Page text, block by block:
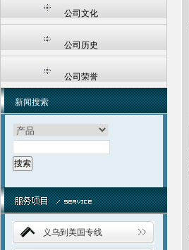
公司文化
公司历史
公司荣誉
新闻搜索
义乌到美国专线